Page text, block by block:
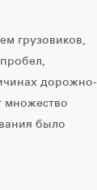
грузовиков,
дорожно-
множество
было